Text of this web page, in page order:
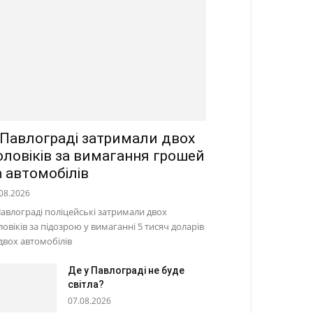
затримали двох
за вимагання грошей
автомобілів
поліцейські затримали двох
за підозрою у вимаганні 5 тисяч доларів
автомобілів
Де у Павлограді не буде
світла?
07.08.2026